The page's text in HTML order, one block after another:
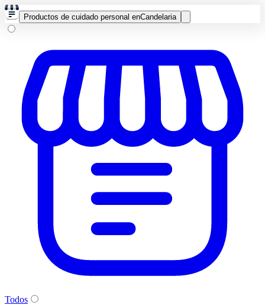
Productos de cuidado personal enCandelaria
Todos